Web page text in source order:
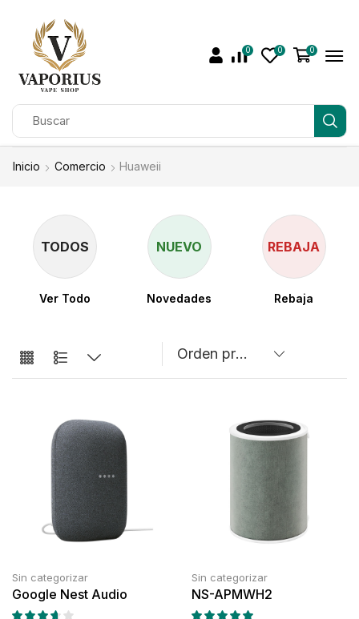
0 0 0
Inicio Comercio Huaweii
TODOS
Ver Todo
NUEVO
Novedades
REBAJA
Rebaja
Sin categorizar
Google Nest Audio
Sin categorizar
NS-APMWH2